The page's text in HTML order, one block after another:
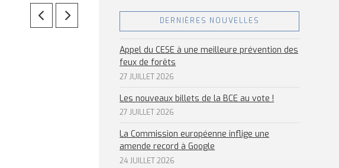
DERNIÈRES NOUVELLES
Appel du CESE à une meilleure prévention des
feux de forêts
27 JUILLET 2026
Les nouveaux billets de la BCE au vote !
27 JUILLET 2026
La Commission européenne inflige une
amende record à Google
24 JUILLET 2026